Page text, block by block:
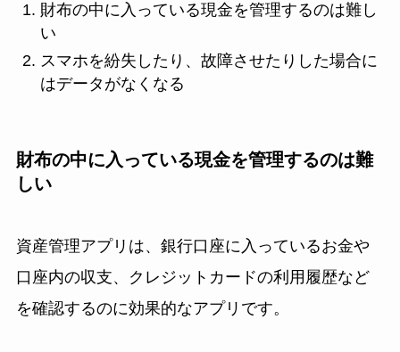
財布の中に入っている現金を管理するのは難し
い
スマホを紛失したり、故障させたりした場合に
はデータがなくなる
財布の中に入っている現金を管理するのは難
しい
資産管理アプリは、銀行口座に入っているお金や
口座内の収支、クレジットカードの利用履歴など
を確認するのに効果的なアプリです。